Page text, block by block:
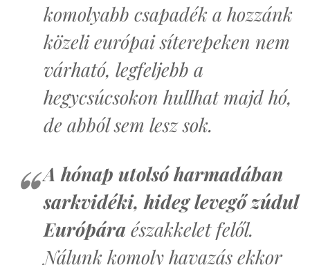
komolyabb csapadék a hozzánk
közeli európai síterepeken nem
várható, legfeljebb a
hegycsúcsokon hullhat majd hó,
de abból sem lesz sok.
A hónap utolsó harmadában
sarkvidéki, hideg levegő zúdul
Európára északkelet felől.
Nálunk komoly havazás ekkor